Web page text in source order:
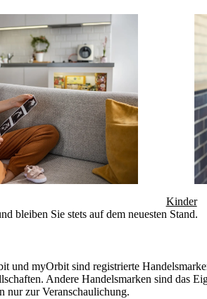
Kinder
bleiben Sie stets auf dem neuesten Stand.
und myOrbit sind registrierte
Andere Handelsmarken sind das
nur zur Veranschaulichung.